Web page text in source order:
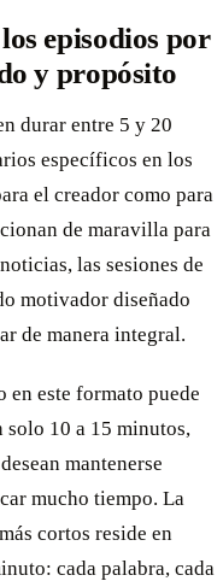
episodios por
y propósito
durar entre 5 y 20
específicos en los
el creador como para
de maravilla para
las sesiones de
motivador diseñado
de manera integral.
en este formato puede
10 a 15 minutos,
mantenerse
mucho tiempo. La
cortos reside en
cada palabra, cada